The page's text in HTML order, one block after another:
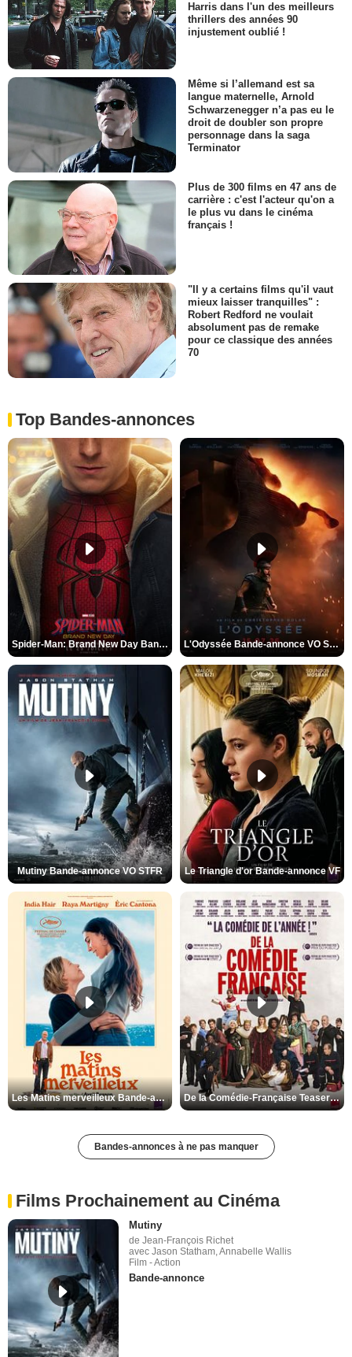
Harris dans l'un des meilleurs
thrillers des années 90
injustement oublié !
Même si l’allemand est sa
langue maternelle, Arnold
Schwarzenegger n’a pas eu le
droit de doubler son propre
personnage dans la saga
Terminator
Plus de 300 films en 47 ans de
carrière : c'est l'acteur qu'on a
le plus vu dans le cinéma
français !
"Il y a certains films qu'il vaut
mieux laisser tranquilles" :
Robert Redford ne voulait
absolument pas de remake
pour ce classique des années
70
Top Bandes-annonces
Spider-Man: Brand New Day Bande-annonce VO STFR L'Odyssée Bande-annonce VO STFR
Mutiny Bande-annonce VO STFR Le Triangle d'or Bande-annonce VF
Les Matins merveilleux Bande-annonce VF De la Comédie-Française Teaser VF
Bandes-annonces à ne pas manquer
Films Prochainement au Cinéma
Mutiny
de Jean-François Richet
avec Jason Statham, Annabelle Wallis
Film - Action
Bande-annonce